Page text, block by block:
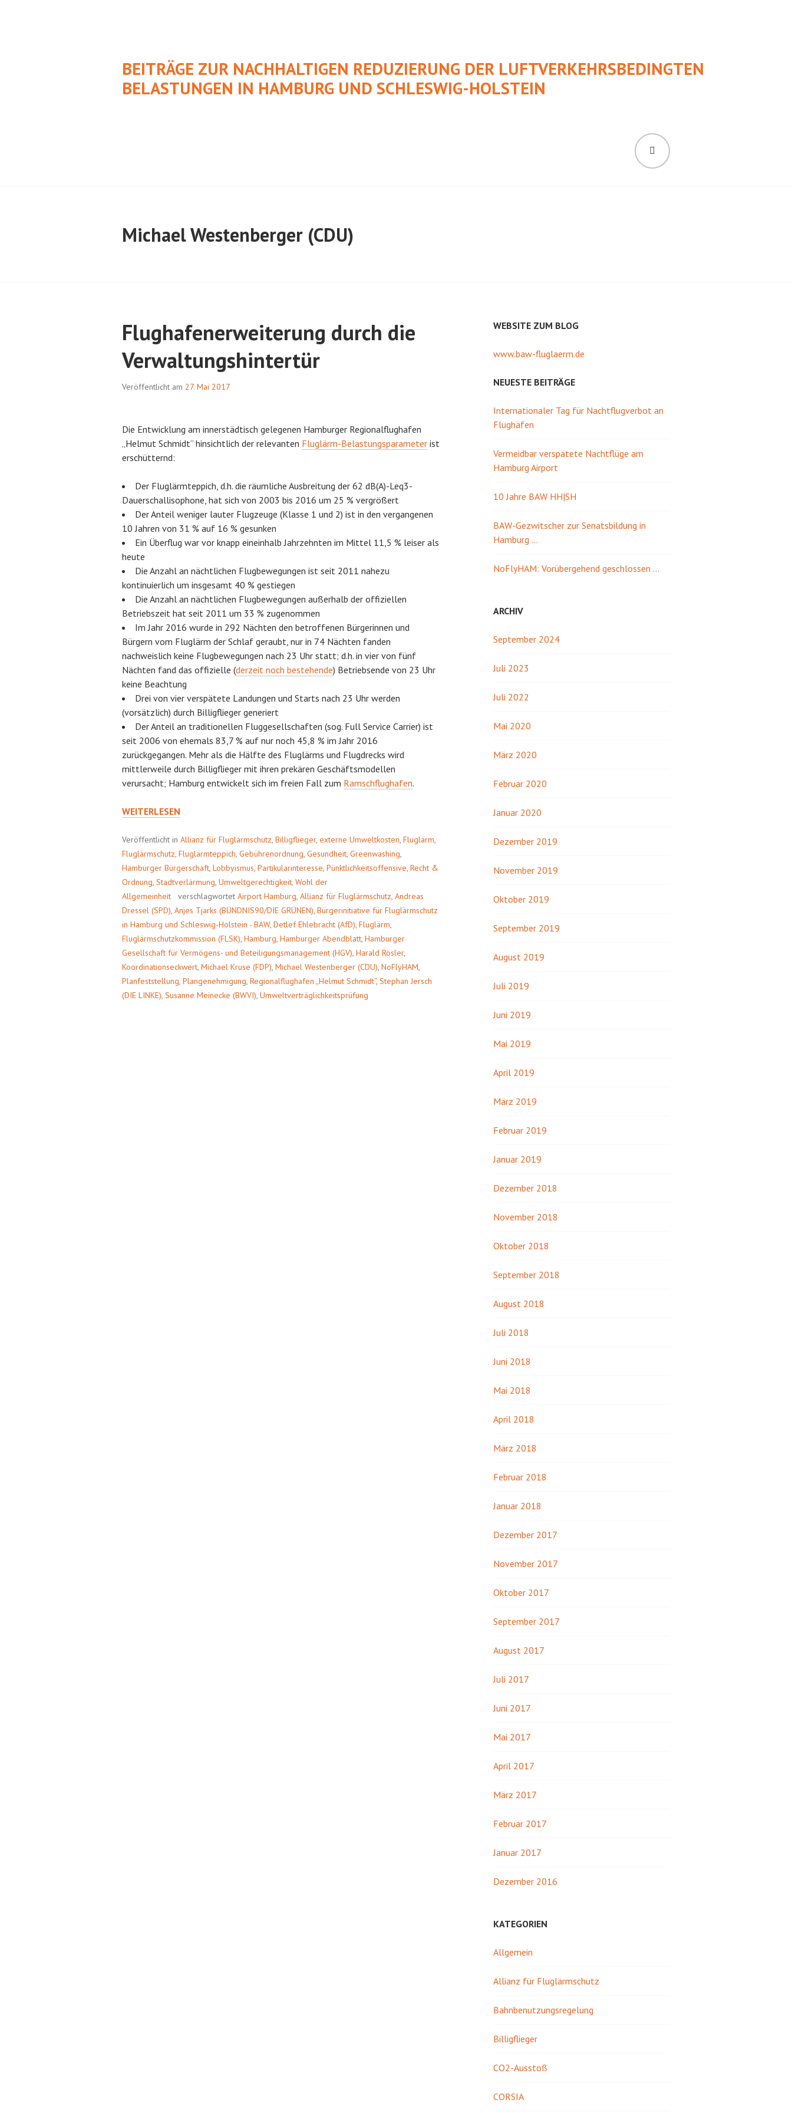
BEITRÄGE ZUR NACHHALTIGEN REDUZIERUNG DER LUFTVERKEHRSBEDINGTEN
BELASTUNGEN IN HAMBURG UND SCHLESWIG-HOLSTEIN
SUCHEN
Michael Westenberger (CDU)
Flughafenerweiterung durch die
Verwaltungshintertür
Veröffentlicht am 27. Mai 2017
Die Entwicklung am innerstädtisch gelegenen Hamburger Regionalflughafen
„Helmut Schmidt“ hinsichtlich der relevanten Fluglärm-Belastungsparameter ist
erschütternd:
Der Fluglärmteppich, d.h. die räumliche Ausbreitung der 62 dB(A)-Leq3-
Dauerschallisophone, hat sich von 2003 bis 2016 um 25 % vergrößert
Der Anteil weniger lauter Flugzeuge (Klasse 1 und 2) ist in den vergangenen
10 Jahren von 31 % auf 16 % gesunken
Ein Überflug war vor knapp eineinhalb Jahrzehnten im Mittel 11,5 % leiser als
heute
Die Anzahl an nächtlichen Flugbewegungen ist seit 2011 nahezu
kontinuierlich um insgesamt 40 % gestiegen
Die Anzahl an nächtlichen Flugbewegungen außerhalb der offiziellen
Betriebszeit hat seit 2011 um 33 % zugenommen
Im Jahr 2016 wurde in 292 Nächten den betroffenen Bürgerinnen und
Bürgern vom Fluglärm der Schlaf geraubt, nur in 74 Nächten fanden
nachweislich keine Flugbewegungen nach 23 Uhr statt; d.h. in vier von fünf
Nächten fand das offizielle (derzeit noch bestehende) Betriebsende von 23 Uhr
keine Beachtung
Drei von vier verspätete Landungen und Starts nach 23 Uhr werden
(vorsätzlich) durch Billigflieger generiert
Der Anteil an traditionellen Fluggesellschaften (sog. Full Service Carrier) ist
seit 2006 von ehemals 83,7 % auf nur noch 45,8 % im Jahr 2016
zurückgegangen. Mehr als die Hälfte des Fluglärms und Flugdrecks wird
mittlerweile durch Billigflieger mit ihren prekären Geschäftsmodellen
verursacht; Hamburg entwickelt sich im freien Fall zum Ramschflughafen.
FLUGHAFENERWEITERUNG
DIE
VERWALTUNGSHINTERTÜR
WEITERLESEN
Veröffentlicht in Allianz für Fluglärmschutz, Billigflieger, externe Umweltkosten, Fluglärm,
Fluglärmschutz, Fluglärmteppich, Gebührenordnung, Gesundheit, Greenwashing,
Hamburger Bürgerschaft, Lobbyismus, Partikularinteresse, Pünktlichkeitsoffensive, Recht &
Ordnung, Stadtverlärmung, Umweltgerechtigkeit, Wohl der
Allgemeinheit
verschlagwortet Airport Hamburg, Allianz für Fluglärmschutz, Andreas
Dressel (SPD), Anjes Tjarks (BÜNDNIS90/DIE GRÜNEN), Bürgerinitiative für Fluglärmschutz
in Hamburg und Schleswig-Holstein - BAW, Detlef Ehlebracht (AfD), Fluglärm,
Fluglärmschutzkommission (FLSK), Hamburg, Hamburger Abendblatt, Hamburger
Gesellschaft für Vermögens- und Beteiligungsmanagement (HGV), Harald Rösler,
Koordinationseckwert, Michael Kruse (FDP), Michael Westenberger (CDU), NoFlyHAM,
Planfeststellung, Plangenehmigung, Regionalflughafen „Helmut Schmidt“, Stephan Jersch
(DIE LINKE), Susanne Meinecke (BWVI), Umweltverträglichkeitsprüfung
WEBSITE ZUM BLOG
www.baw-fluglaerm.de
NEUESTE BEITRÄGE
Internationaler Tag für Nachtflugverbot an
Flughäfen
Vermeidbar verspätete Nachtflüge am
Hamburg Airport
10 Jahre BAW HH|SH
BAW-Gezwitscher zur Senatsbildung in
Hamburg …
NoFlyHAM: Vorübergehend geschlossen …
ARCHIV
September 2024
Juli 2023
Juli 2022
Mai 2020
März 2020
Februar 2020
Januar 2020
Dezember 2019
November 2019
Oktober 2019
September 2019
August 2019
Juli 2019
Juni 2019
Mai 2019
April 2019
März 2019
Februar 2019
Januar 2019
Dezember 2018
November 2018
Oktober 2018
September 2018
August 2018
Juli 2018
Juni 2018
Mai 2018
April 2018
März 2018
Februar 2018
Januar 2018
Dezember 2017
November 2017
Oktober 2017
September 2017
August 2017
Juli 2017
Juni 2017
Mai 2017
April 2017
März 2017
Februar 2017
Januar 2017
Dezember 2016
KATEGORIEN
Allgemein
Allianz für Fluglärmschutz
Bahnbenutzungsregelung
Billigflieger
CO2-Ausstoß
CORSIA